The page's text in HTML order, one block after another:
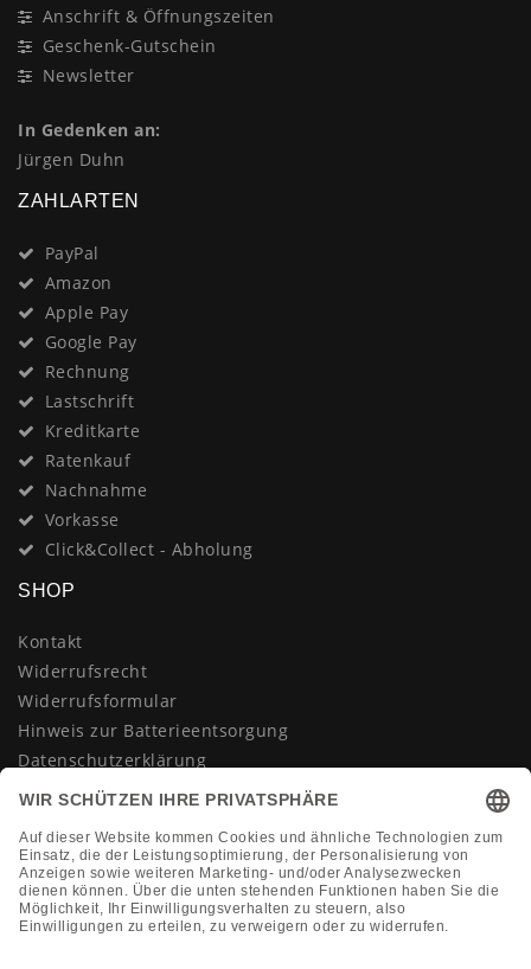
Anschrift & Öffnungszeiten
Geschenk-Gutschein
Newsletter
In Gedenken an:
Jürgen Duhn
ZAHLARTEN
PayPal
Amazon
Apple Pay
Google Pay
Rechnung
Lastschrift
Kreditkarte
Ratenkauf
Nachnahme
Vorkasse
Click&Collect - Abholung
SHOP
Kontakt
Widerrufsrecht
Widerrufsformular
Hinweis zur Batterieentsorgung
Datenschutzerklärung
AGB
Vertrag widerrufen
KONTAKT